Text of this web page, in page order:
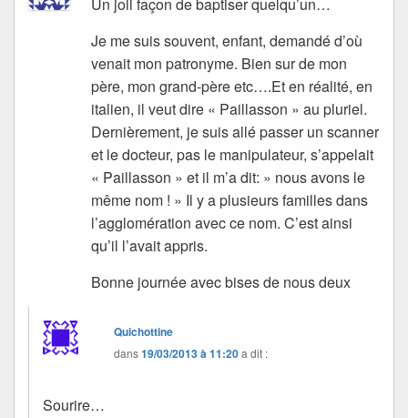
Je me suis souvent, enfant, demandé d’où
venait mon patronyme. Bien sur de mon
père, mon grand-père etc….Et en réalité, en
italien, il veut dire « Paillasson » au pluriel.
Dernièrement, je suis allé passer un scanner
et le docteur, pas le manipulateur, s’appelait
« Paillasson » et il m’a dit: » nous avons le
même nom ! » Il y a plusieurs familles dans
l’agglomération avec ce nom. C’est ainsi
qu’il l’avait appris.
Bonne journée avec bises de nous deux
Quichottine
dans19/03/2013 à 11:20a dit :
Sourire…